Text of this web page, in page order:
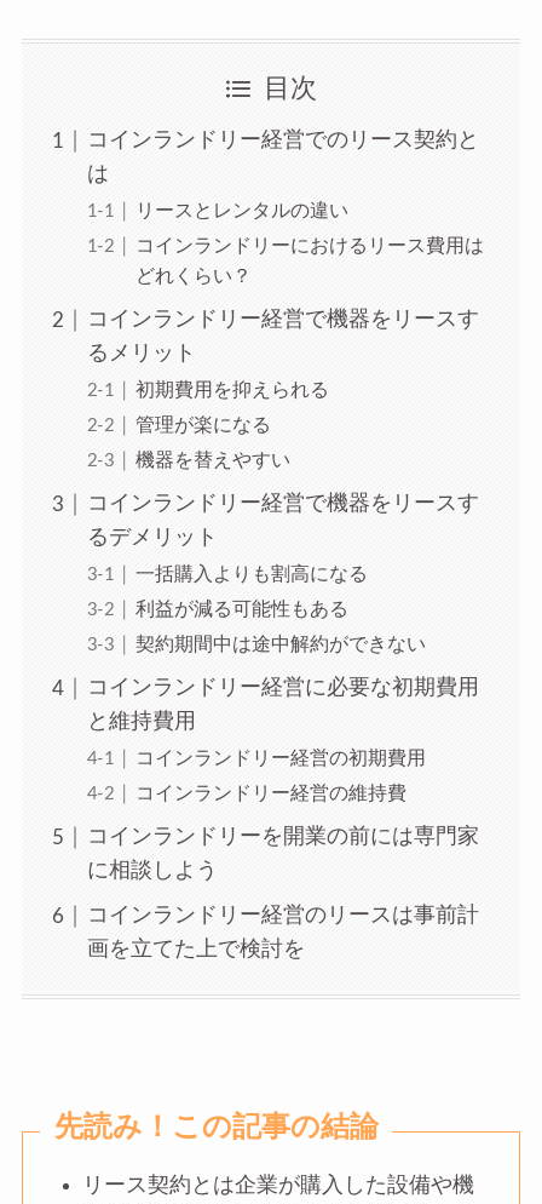
目次
コインランドリー経営でのリース契約と
は
リースとレンタルの違い
コインランドリーにおけるリース費用は
どれくらい？
コインランドリー経営で機器をリースす
るメリット
初期費用を抑えられる
管理が楽になる
機器を替えやすい
コインランドリー経営で機器をリースす
るデメリット
一括購入よりも割高になる
利益が減る可能性もある
契約期間中は途中解約ができない
コインランドリー経営に必要な初期費用
と維持費用
コインランドリー経営の初期費用
コインランドリー経営の維持費
コインランドリーを開業の前には専門家
に相談しよう
コインランドリー経営のリースは事前計
画を立てた上で検討を
先読み！この記事の結論
リース契約とは企業が購入した設備や機